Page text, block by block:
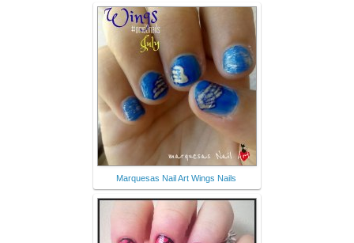
Marquesas Nail Art Wings Nails